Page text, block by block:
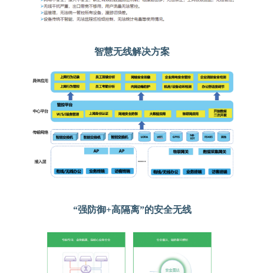
智慧无线解决方案
“强防御+高隔离”的安全无线